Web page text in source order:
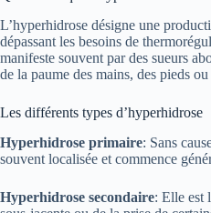
L’hyperhidrose désigne une
dépassant les besoins de
manifeste souvent par des sueurs
de la paume des mains, des pieds
Les différents types d’hyperhidrose
Hyperhidrose primaire: Sans
souvent localisée et commence
Hyperhidrose secondaire: Elle est